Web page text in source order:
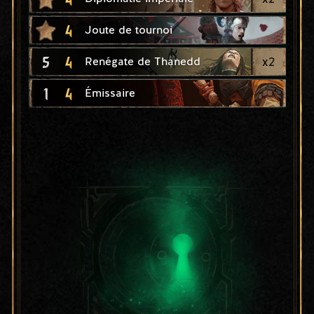
4 Joute de tournoi
5 4 Renégate de Thanedd x2
1 4 Émissaire